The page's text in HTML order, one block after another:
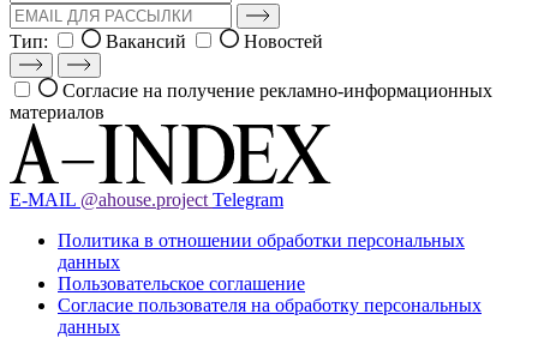
Тип: Вакансий Новостей
Согласие на получение рекламно-информационных
материалов
E-MAIL @ahouse.project Telegram
Политика в отношении обработки персональных
данных
Пользовательское соглашение
Согласие пользователя на обработку персональных
данных